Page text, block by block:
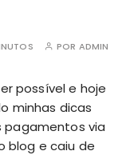
POR ADMIN
possível e hoje
minhas dicas
pagamentos via
blog e caiu de